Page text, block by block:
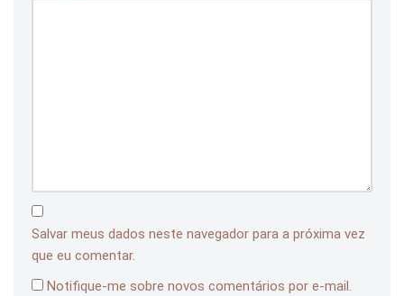
Salvar meus dados neste navegador para a próxima vez
que eu comentar.
Notifique-me sobre novos comentários por e-mail.